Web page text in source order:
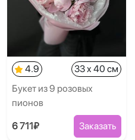
4.9
33 x 40 см
Букет из 9 розовых
пионов
6 711₽ Заказать